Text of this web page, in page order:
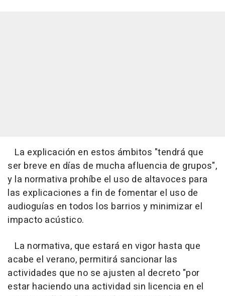
La explicación en estos ámbitos "tendrá que
ser breve en días de mucha afluencia de grupos",
y la normativa prohíbe el uso de altavoces para
las explicaciones a fin de fomentar el uso de
audioguías en todos los barrios y minimizar el
impacto acústico.
La normativa, que estará en vigor hasta que
acabe el verano, permitirá sancionar las
actividades que no se ajusten al decreto "por
estar haciendo una actividad sin licencia en el